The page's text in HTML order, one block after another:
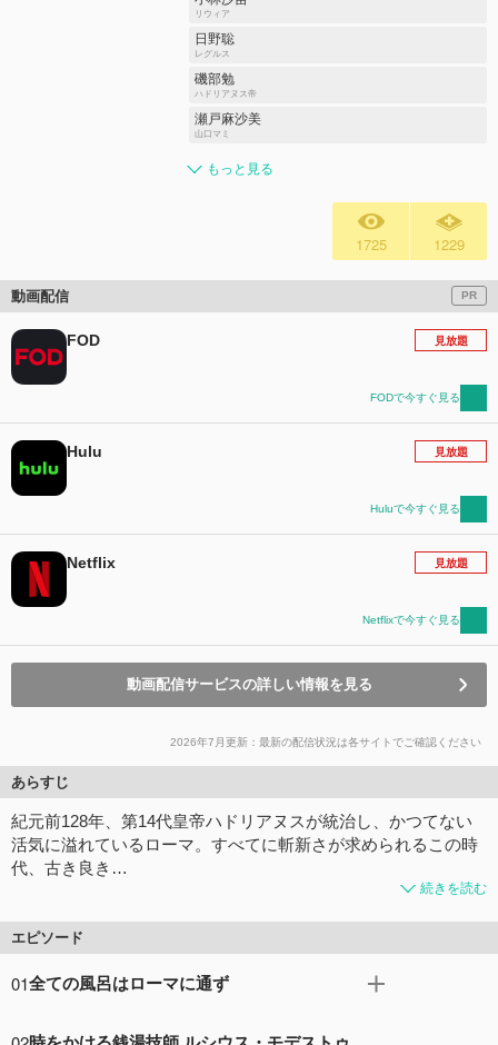
リウィア
日野聡
レグルス
磯部勉
ハドリアヌス帝
瀬戸麻沙美
山口マミ
もっと見る
1725 1229
動画配信 PR
FOD 見放題
FODで今すぐ見る
Hulu 見放題
Huluで今すぐ見る
Netflix 見放題
Netflixで今すぐ見る
動画配信サービスの詳しい情報を見る
2026年7月更新：最新の配信状況は各サイトでご確認ください
あらすじ
紀元前128年、第14代皇帝ハドリアヌスが統治し、かつてない
活気に溢れているローマ。すべてに斬新さが求められるこの時
代、古き良き…
続きを読む
エピソード
01全ての風呂はローマに通ず